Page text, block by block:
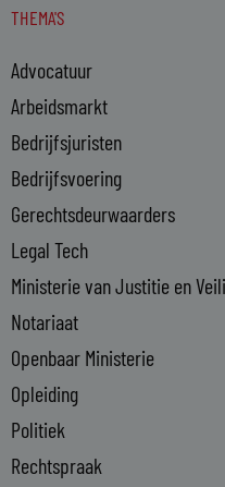
k
d
i
n
-
i
n
THEMA'S
Advocatuur
Arbeidsmarkt
Bedrijfsjuristen
Bedrijfsvoering
Gerechtsdeurwaarders
Legal Tech
Ministerie van Justitie en
Notariaat
Openbaar Ministerie
Opleiding
Politiek
Rechtspraak